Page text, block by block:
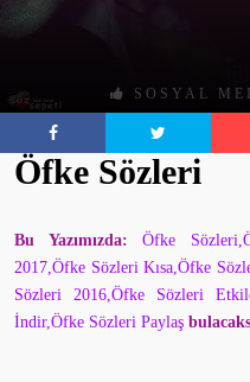
SOSYAL
Öfke Sözleri
Bu Yazımızda:
Öfke
2017,Öfke Sözleri Kısa,Öfke
Sözleri 2016,Öfke Sözleri
İndir,Öfke Sözleri Paylaş